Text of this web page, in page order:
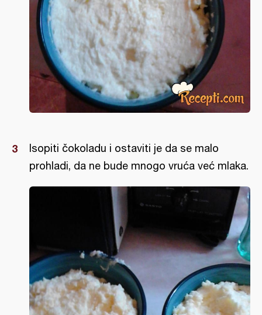
Isopiti čokoladu i ostaviti je da se malo
prohladi, da ne bude mnogo vruća već mlaka.